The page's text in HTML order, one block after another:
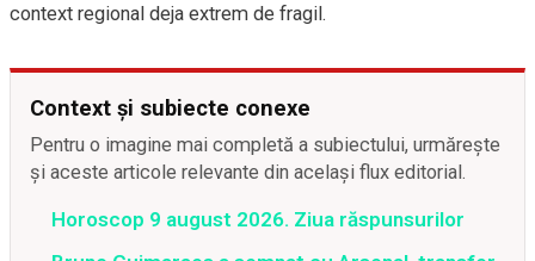
context regional deja extrem de fragil.
Context și subiecte conexe
Pentru o imagine mai completă a subiectului, urmărește
și aceste articole relevante din același flux editorial.
Horoscop 9 august 2026. Ziua răspunsurilor